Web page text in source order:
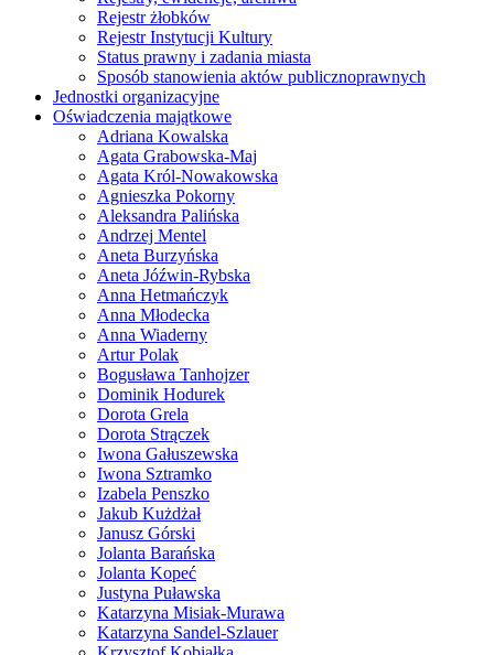
Rejestr żłobków
Rejestr Instytucji Kultury
Status prawny i zadania miasta
Sposób stanowienia aktów publicznoprawnych
Jednostki organizacyjne
Oświadczenia majątkowe
Adriana Kowalska
Agata Grabowska-Maj
Agata Król-Nowakowska
Agnieszka Pokorny
Aleksandra Palińska
Andrzej Mentel
Aneta Burzyńska
Aneta Jóźwin-Rybska
Anna Hetmańczyk
Anna Młodecka
Anna Wiaderny
Artur Polak
Bogusława Tanhojzer
Dominik Hodurek
Dorota Grela
Dorota Strączek
Iwona Gałuszewska
Iwona Sztramko
Izabela Penszko
Jakub Kużdżał
Janusz Górski
Jolanta Barańska
Jolanta Kopeć
Justyna Puławska
Katarzyna Misiak-Murawa
Katarzyna Sandel-Szlauer